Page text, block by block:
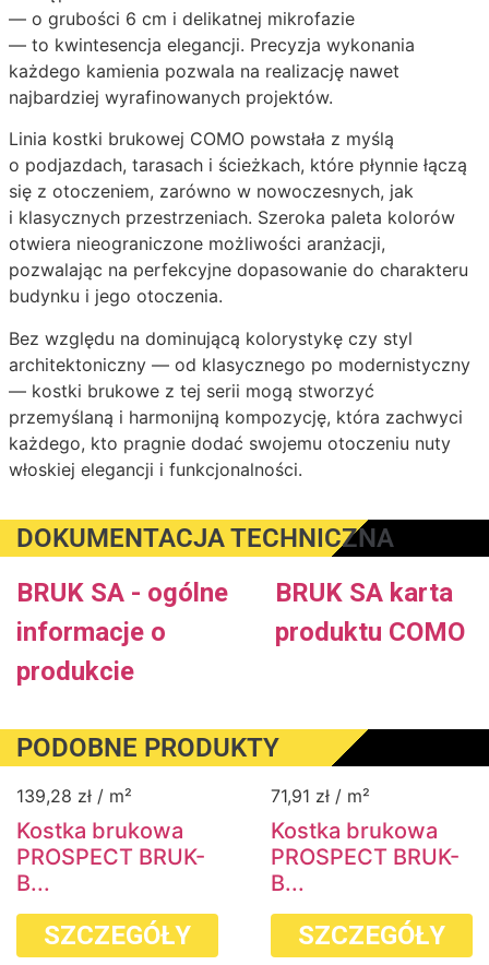
— o grubości 6 cm i delikatnej mikrofazie
— to kwintesencja elegancji. Precyzja wykonania
każdego kamienia pozwala na realizację nawet
najbardziej wyrafinowanych projektów.
Linia kostki brukowej COMO powstała z myślą
o podjazdach, tarasach i ścieżkach, które płynnie łączą
się z otoczeniem, zarówno w nowoczesnych, jak
i klasycznych przestrzeniach. Szeroka paleta kolorów
otwiera nieograniczone możliwości aranżacji,
pozwalając na perfekcyjne dopasowanie do charakteru
budynku i jego otoczenia.
Bez względu na dominującą kolorystykę czy styl
architektoniczny — od klasycznego po modernistyczny
— kostki brukowe z tej serii mogą stworzyć
przemyślaną i harmonijną kompozycję, która zachwyci
każdego, kto pragnie dodać swojemu otoczeniu nuty
włoskiej elegancji i funkcjonalności.
DOKUMENTACJA TECHNICZNA
BRUK SA - ogólne
informacje o
produkcie
BRUK SA karta
produktu COMO
PODOBNE PRODUKTY
139,28 zł / m²
Kostka brukowa
PROSPECT BRUK-
B...
SZCZEGÓŁY
71,91 zł / m²
Kostka brukowa
PROSPECT BRUK-
B...
SZCZEGÓŁY